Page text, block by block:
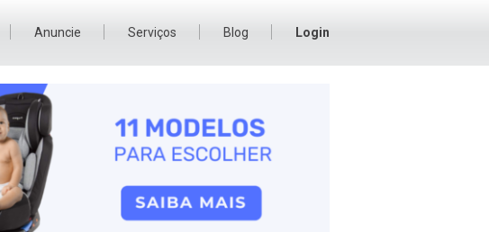
Anuncie Serviços Blog Login